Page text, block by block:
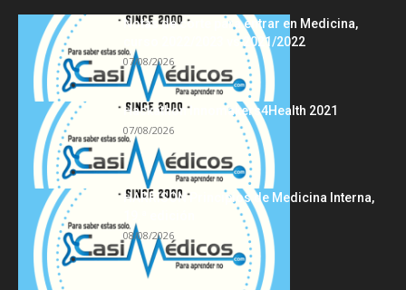
Notas de corte para entrar en Medicina,
curso 2022/2023 vs 2021/2022
07/08/2026
Hackathon Innomakers4Health 2021
07/08/2026
HARRISON Principios de Medicina Interna,
08/08/2026